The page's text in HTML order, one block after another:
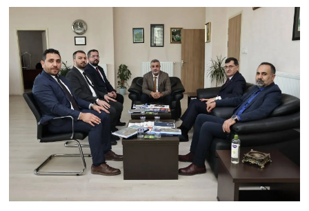
Sağlık
Seri İlan
Siyaset
Spor
Teknoloji